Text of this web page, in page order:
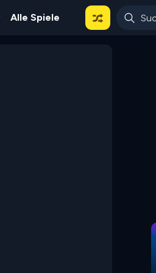
Show
Alle Spiele